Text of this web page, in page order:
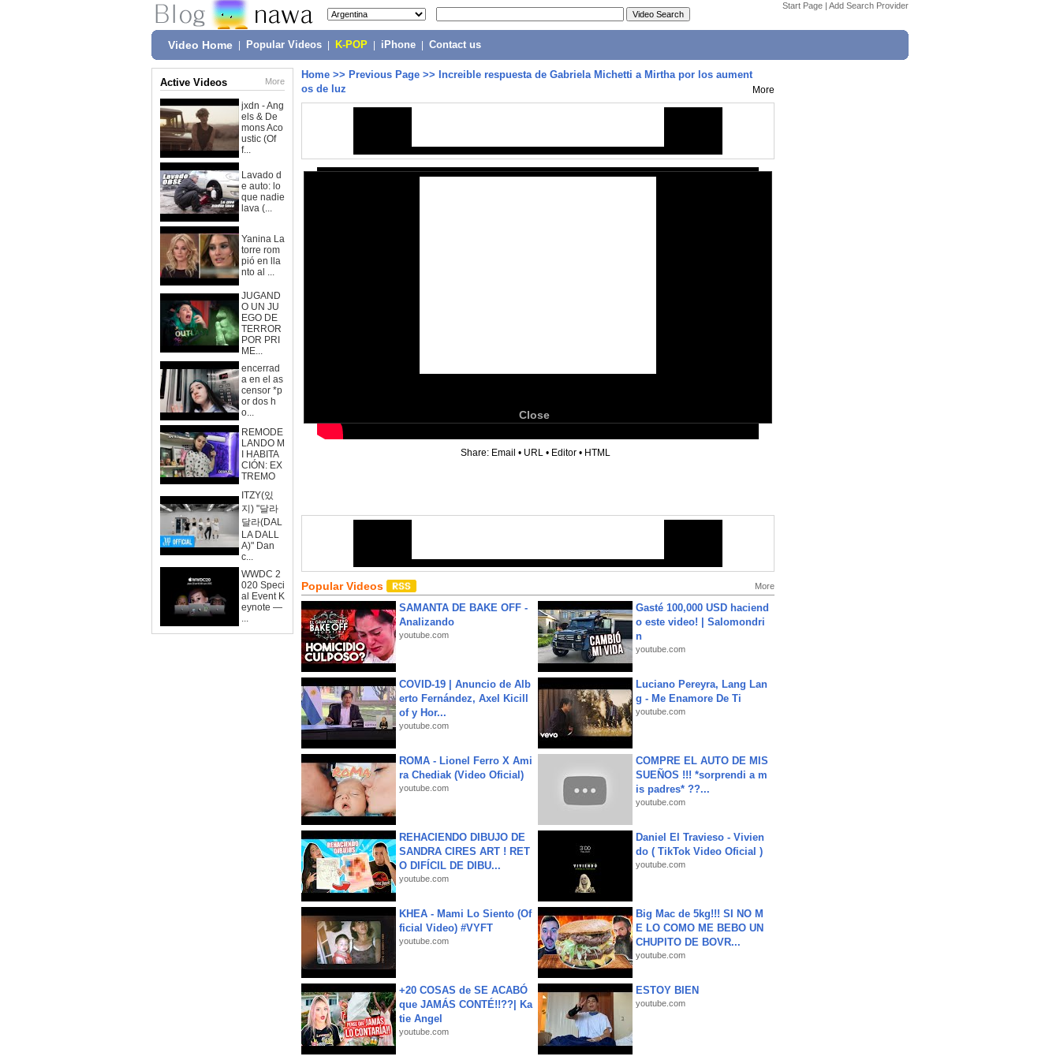
Start Page | Add Search Provider
Video Home Popular Videos K-POP iPhone Contact us
Active Videos More
jxdn - Ang
els & De
mons Aco
ustic (Of
f...
Lavado d
e auto: lo
que nadie
lava (...
Yanina La
torre rom
pió en lla
nto al ...
JUGAND
O UN JU
EGO DE
TERROR
POR PRI
ME...
encerrad
a en el as
censor *p
or dos h
o...
REMODE
LANDO M
I HABITA
CIÓN: EX
TREMO
ITZY(있
지) "달라
달라(DAL
LA DALL
A)" Dan
c...
WWDC 2
020 Speci
al Event K
eynote —
...
Home >> Previous Page >> Increible respuesta de Gabriela Michetti a Mirtha por los aument
os de luz
More
Close
Share: Email • URL • Editor • HTML
Popular Videos More
SAMANTA DE BAKE OFF -
Analizando
youtube.com
Gasté 100,000 USD haciend
o este video! | Salomondri
n
youtube.com
COVID-19 | Anuncio de Alb
erto Fernández, Axel Kicill
of y Hor...
youtube.com
Luciano Pereyra, Lang Lan
g - Me Enamore De Ti
youtube.com
ROMA - Lionel Ferro X Ami
ra Chediak (Video Oficial)
youtube.com
COMPRE EL AUTO DE MIS
SUEÑOS !!! *sorprendi a m
is padres* ??...
youtube.com
REHACIENDO DIBUJO DE
SANDRA CIRES ART ! RET
O DIFÍCIL DE DIBU...
youtube.com
Daniel El Travieso - Vivien
do ( TikTok Video Oficial )
youtube.com
KHEA - Mami Lo Siento (Of
ficial Video) #VYFT
youtube.com
Big Mac de 5kg!!! SI NO M
E LO COMO ME BEBO UN
CHUPITO DE BOVR...
youtube.com
+20 COSAS de SE ACABÓ
que JAMÁS CONTÉ!!??| Ka
tie Angel
youtube.com
ESTOY BIEN
youtube.com